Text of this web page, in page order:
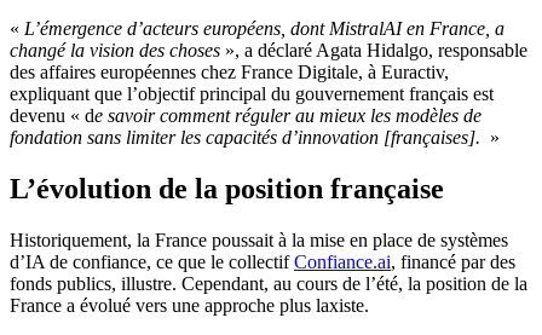
« L’émergence d’acteurs européens, dont MistralAI en France, a
changé la vision des choses », a déclaré Agata Hidalgo, responsable
des affaires européennes chez France Digitale, à Euractiv,
expliquant que l’objectif principal du gouvernement français est
devenu « de savoir comment réguler au mieux les modèles de
fondation sans limiter les capacités d’innovation [françaises]. »
L’évolution de la position française
Historiquement, la France poussait à la mise en place de systèmes
d’IA de confiance, ce que le collectifConfiance.ai, financé par des
fonds publics, illustre. Cependant, au cours de l’été, la position de la
France a évolué vers une approche plus laxiste.